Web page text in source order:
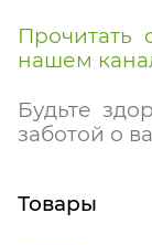
Прочитать
нашем
Будьте
заботой о
Товары